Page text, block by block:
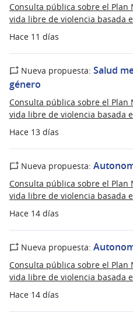
Hace 11 días
Consulta pública sobre el Plan
vida libre de violencia basada
Hace 13 días
Nueva propuesta: Salud
género
Consulta pública sobre el Plan
vida libre de violencia basada
Hace 14 días
Nueva propuesta:
Consulta pública sobre el Plan
vida libre de violencia basada
Hace 14 días
Nueva propuesta:
Consulta pública sobre el Plan
vida libre de violencia basada